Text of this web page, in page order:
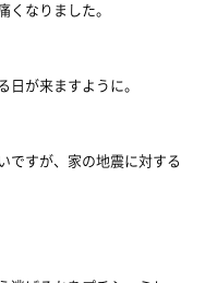
くなりました。
日が来ますように。
ですが、家の地震に対する